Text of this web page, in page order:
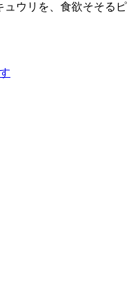
ュウリを、食欲そそるピ